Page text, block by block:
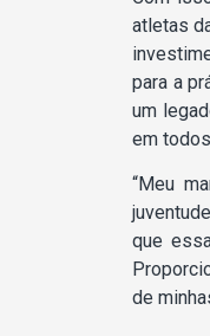
atletas
para a
um
em
“Meu
que
de